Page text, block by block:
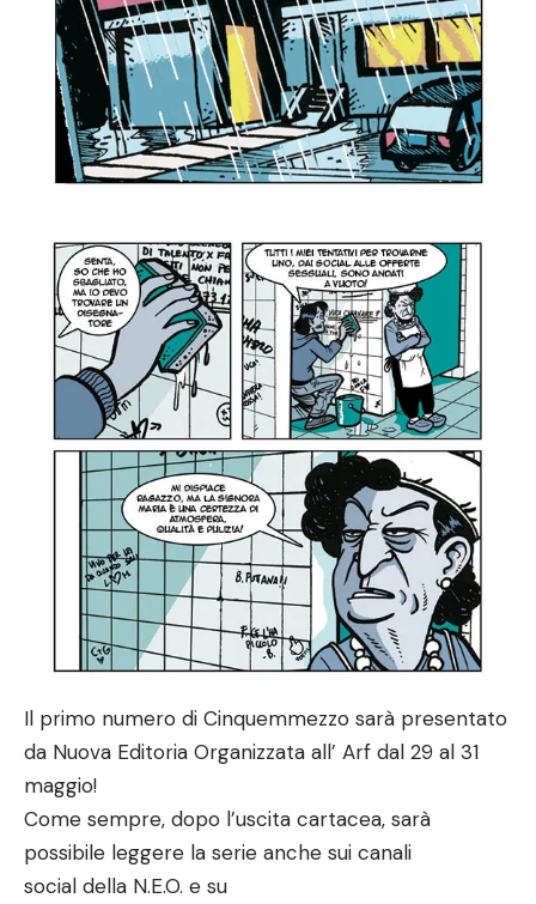
Il primo numero di Cinquemmezzo sarà presentato
da Nuova Editoria Organizzata all’ Arf dal 29 al 31
maggio!
Come sempre, dopo l’uscita cartacea, sarà
possibile leggere la serie anche sui canali
social della N.E.O. e su